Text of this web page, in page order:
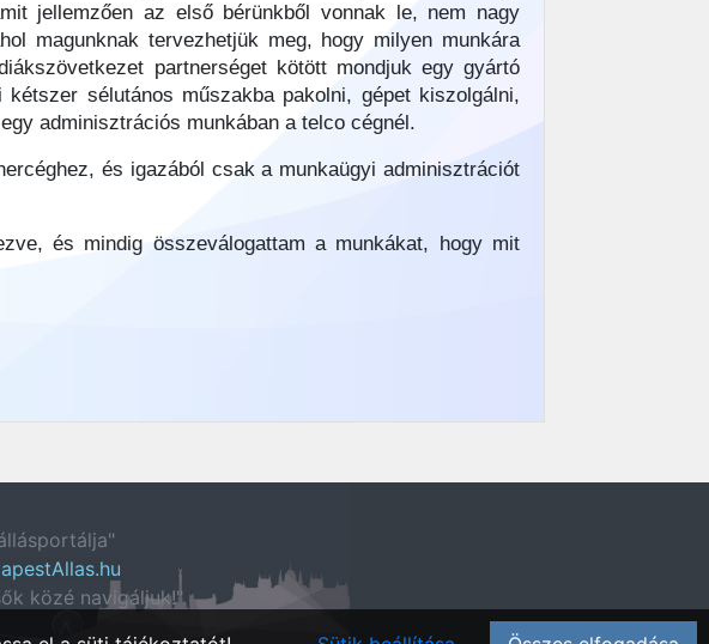
jellemzően az első bérünkből vonnak le, nem nagy
magunknak tervezhetjük meg, hogy milyen munkára
partnerséget kötött mondjuk egy gyártó
sélutános műszakba pakolni, gépet kiszolgálni,
adminisztrációs munkában a telco cégnél.
és igazából csak a munkaügyi adminisztrációt
és mindig összeválogattam a munkákat, hogy mit
közé navigáljuk!"